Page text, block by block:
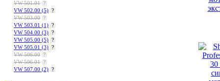
VW 501.01 ?
VW 502.00 (5) ?
VW 503.00 ?
VW 503.01 (1) ?
VW 504.00 (3) ?
VW 505.00 (5) ?
VW 505.01 (3) ?
VW 506.00 ?
VW 506.01 ?
VW 507.00 (2) ?